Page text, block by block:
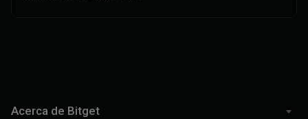
Acerca de Bitget